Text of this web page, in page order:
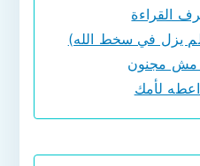
القراءة
يزل في سخط الله)
مش مجنون
لأمك